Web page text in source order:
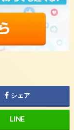
シェア